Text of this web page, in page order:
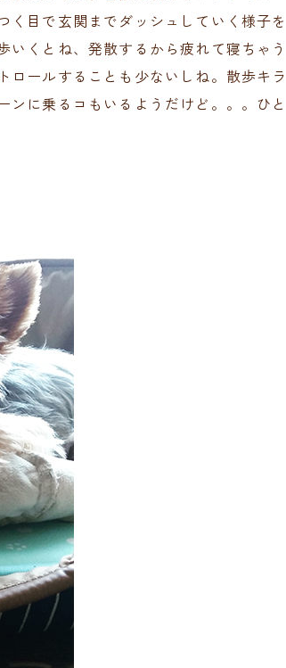
目で玄関までダッシュしていく様子を
くとね、発散するから疲れて寝ちゃう
ロールすることも少ないしね。散歩キラ
に乗るコもいるようだけど。。。ひと